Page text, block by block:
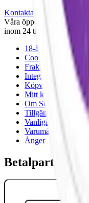
Kontakta oss
Våra öppettider är: Alla
inom 24 timmar på
18-årsgräns
Cookiepolicy
Frakt- och
Integritetspolicy
Köpvillkor
Mitt konto
Om Snuset.se
Vanliga frågor
Varumärken
Ånger
Betalpartner